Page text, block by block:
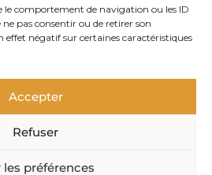
le comportement de navigation ou les ID
ne pas consentir ou de retirer son
négatif sur certaines caractéristiques
Accepter
Refuser
les préférences
la Communauté